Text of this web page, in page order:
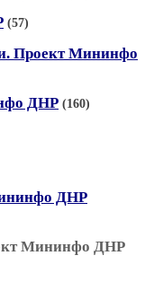
(57)
Проект Мининфо
ДНР (160)
ДНР
Мининфо ДНР